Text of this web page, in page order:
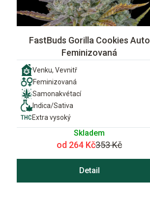
FastBuds Gorilla Cookies Auto
Feminizovaná
Venku, Vevnitř
Feminizovaná
Samonakvétací
Indica/Sativa
Extra vysoký
Skladem
od 264 Kč353 Kč
Detail